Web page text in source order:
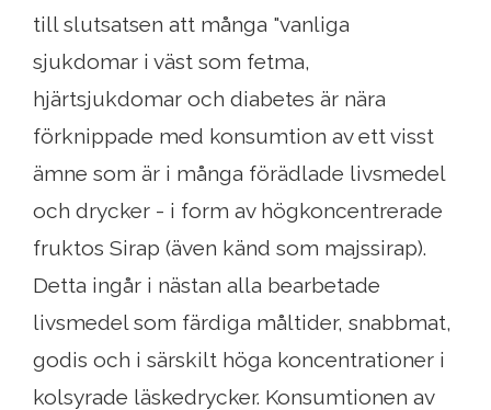
till slutsatsen att många "vanliga
sjukdomar i väst som fetma,
hjärtsjukdomar och diabetes är nära
förknippade med konsumtion av ett visst
ämne som är i många förädlade livsmedel
och drycker - i form av högkoncentrerade
fruktos Sirap (även känd som majssirap).
Detta ingår i nästan alla bearbetade
livsmedel som färdiga måltider, snabbmat,
godis och i särskilt höga koncentrationer i
kolsyrade läskedrycker. Konsumtionen av